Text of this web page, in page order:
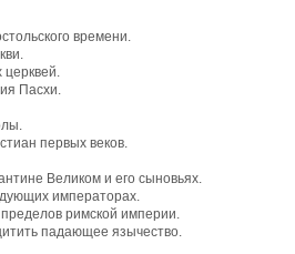
времени.
Пасхи.
первых веков.
Великом и его сыновьях.
императорах.
римской империи.
падающее язычество.